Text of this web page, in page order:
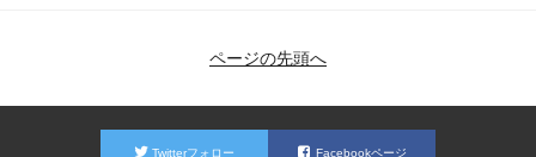
ページの先頭へ
Twitterフォロー Facebookページ